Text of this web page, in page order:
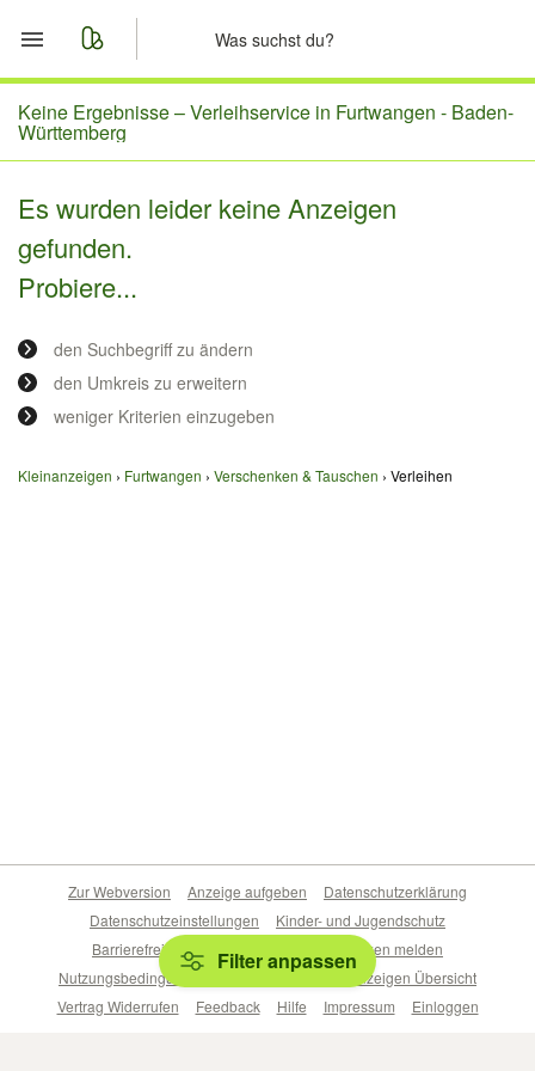
Start
Merkliste
Nachrichten
Anzeige aufgeben
Keine Ergebnisse –Verleihservice in Furtwangen - Baden-
Württemberg
Es wurden leider keine Anzeigen
gefunden.
Probiere...
den Suchbegriff zu ändern
den Umkreis zu erweitern
weniger Kriterien einzugeben
Kleinanzeigen Furtwangen Verschenken & Tauschen Verleihen
Filter anpassen
Zur Webversion Anzeige aufgeben
Datenschutzerklärung
Datenschutzeinstellungen
Kinder- und Jugendschutz
Barrierefreiheitserklärung
Sicherheitslücken melden
Nutzungsbedingungen
Beliebte Suchen
Anzeigen Übersicht
Vertrag Widerrufen
Feedback Hilfe Impressum Einloggen